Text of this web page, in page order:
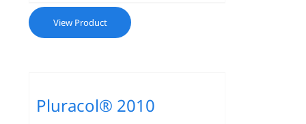
View Product
Pluracol® 2010